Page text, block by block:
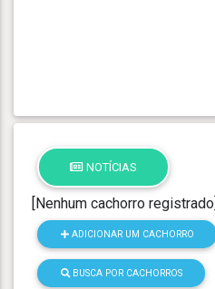
NOTÍCIAS
[Nenhum cachorro registrado]
ADICIONAR UM CACHORRO
BUSCA POR CACHORROS